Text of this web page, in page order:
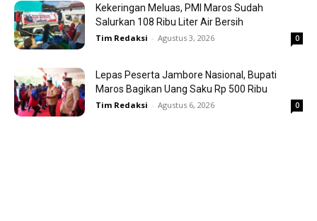
Kekeringan Meluas, PMI Maros Sudah
Salurkan 108 Ribu Liter Air Bersih
Tim Redaksi - Agustus 3, 2026 0
Lepas Peserta Jambore Nasional, Bupati
Maros Bagikan Uang Saku Rp 500 Ribu
Tim Redaksi - Agustus 6, 2026 0